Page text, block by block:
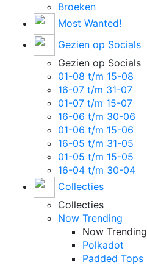
Broeken
Most Wanted!
Gezien op Socials
Gezien op Socials
01-08 t/m 15-08
16-07 t/m 31-07
01-07 t/m 15-07
16-06 t/m 30-06
01-06 t/m 15-06
16-05 t/m 31-05
01-05 t/m 15-05
16-04 t/m 30-04
Collecties
Collecties
Now Trending
Now Trending
Polkadot
Padded Tops